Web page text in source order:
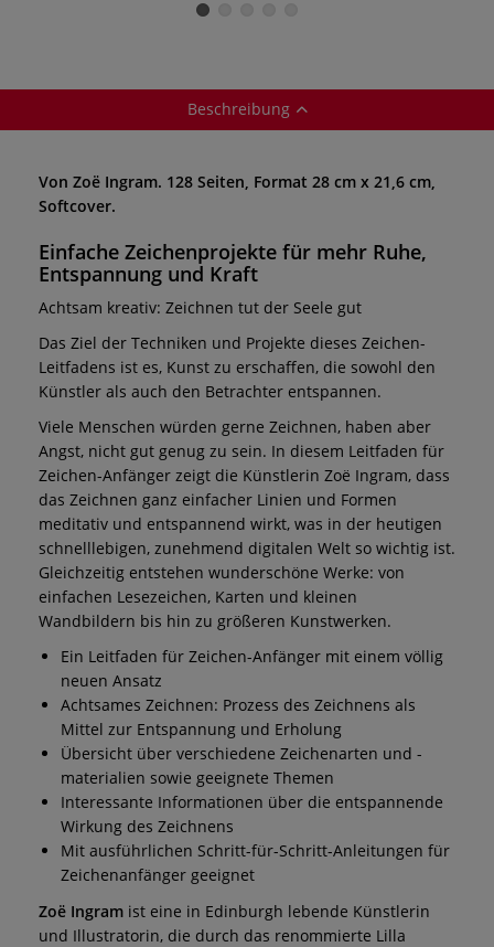
Beschreibung
Von Zoë Ingram. 128 Seiten, Format 28 cm x 21,6 cm,
Softcover.
Einfache Zeichenprojekte für mehr Ruhe,
Entspannung und Kraft
Achtsam kreativ: Zeichnen tut der Seele gut
Das Ziel der Techniken und Projekte dieses Zeichen-
Leitfadens ist es, Kunst zu erschaffen, die sowohl den
Künstler als auch den Betrachter entspannen.
Viele Menschen würden gerne Zeichnen, haben aber
Angst, nicht gut genug zu sein. In diesem Leitfaden für
Zeichen-Anfänger zeigt die Künstlerin Zoë Ingram, dass
das Zeichnen ganz einfacher Linien und Formen
meditativ und entspannend wirkt, was in der heutigen
schnelllebigen, zunehmend digitalen Welt so wichtig ist.
Gleichzeitig entstehen wunderschöne Werke: von
einfachen Lesezeichen, Karten und kleinen
Wandbildern bis hin zu größeren Kunstwerken.
Ein Leitfaden für Zeichen-Anfänger mit einem völlig
neuen Ansatz
Achtsames Zeichnen: Prozess des Zeichnens als
Mittel zur Entspannung und Erholung
Übersicht über verschiedene Zeichenarten und -
materialien sowie geeignete Themen
Interessante Informationen über die entspannende
Wirkung des Zeichnens
Mit ausführlichen Schritt-für-Schritt-Anleitungen für
Zeichenanfänger geeignet
Zoë Ingram ist eine in Edinburgh lebende Künstlerin
und Illustratorin, die durch das renommierte Lilla